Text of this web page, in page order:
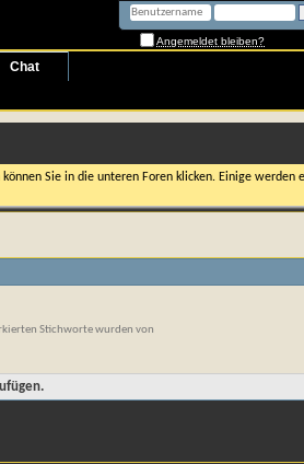
Angemeldet bleiben?
Chat
Sie in die unteren Foren klicken. Einige
Stichworte wurden von